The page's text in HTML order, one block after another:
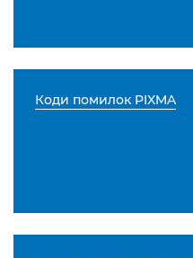
Коди помилок PIXMA